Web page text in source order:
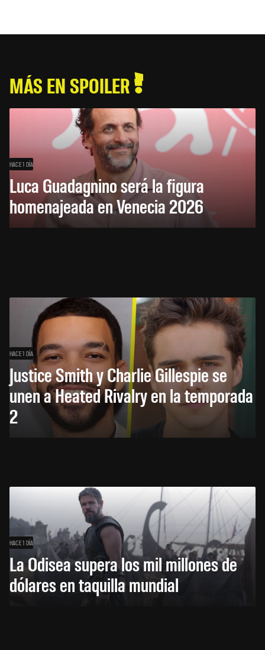
MÁS EN SPOILER
HACE 1 DÍA
Luca Guadagnino será la figura
homenajeada en Venecia 2026
HACE 1 DÍA
Justice Smith y Charlie Gillespie se
unen a Heated Rivalry en la temporada
2
HACE 1 DÍA
La Odisea supera los mil millones de
dólares en taquilla mundial